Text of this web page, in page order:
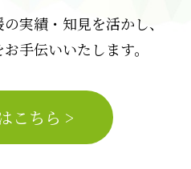
実績・知見を活かし、
手伝いいたします。
こちら >